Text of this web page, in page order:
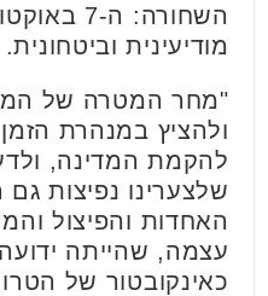
השחורה:
מודיעינית וביטחונית.
"מחר המטרה של
ולהציץ במנהרת
להקמת המדינה,
שלצערינו נפיצות
האחדות והפיצול
עצמה, שהייתה
כאינקובטור של